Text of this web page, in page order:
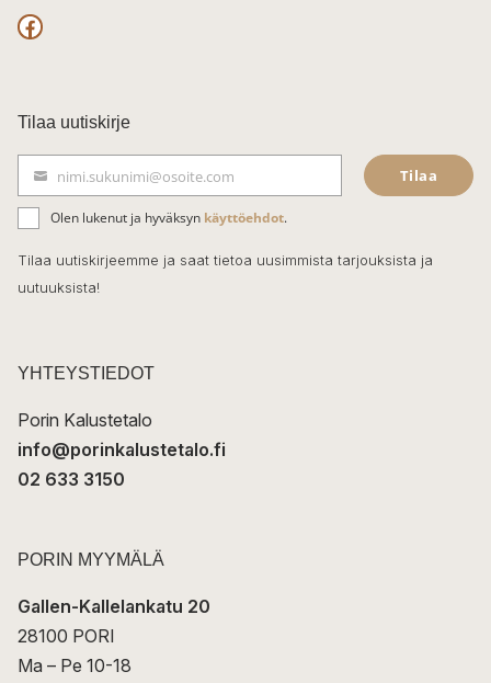
F
c
e
b
o
o
k
Tilaa uutiskirje
ä
h
k
t
nimi.sukunimi@osoite.com Tilaa
Olen lukenut ja hyväksyn käyttöehdot.
Tilaa uutiskirjeemme ja saat tietoa uusimmista tarjouksista ja
uutuuksista!
YHTEYSTIEDOT
Porin Kalustetalo
info@porinkalustetalo.fi
02 633 3150
PORIN MYYMÄLÄ
Gallen-Kallelankatu 20
28100 PORI
Ma – Pe 10-18